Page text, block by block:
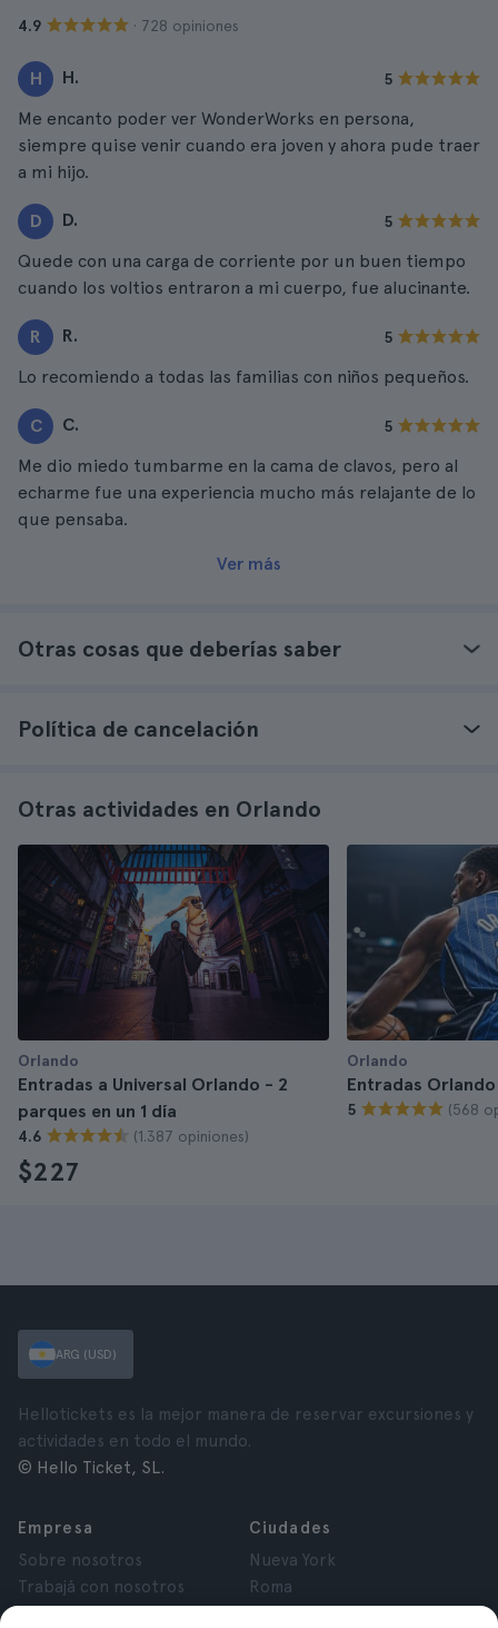
4.9 · 728 opiniones
H H. 5
Me encanto poder ver WonderWorks en persona,
siempre quise venir cuando era joven y ahora pude traer
a mi hijo.
D D. 5
Quede con una carga de corriente por un buen tiempo
cuando los voltios entraron a mi cuerpo, fue alucinante.
R R. 5
Lo recomiendo a todas las familias con niños pequeños.
C C. 5
Me dio miedo tumbarme en la cama de clavos, pero al
echarme fue una experiencia mucho más relajante de lo
que pensaba.
Ver más
Otras cosas que deberías saber
Política de cancelación
Otras actividades en Orlando
Orlando
Entradas a Universal Orlando - 2
parques en un 1 día
4.6 (1.387 opiniones)
$227
Orlando
Entradas Orlando
5 (568
ARG (USD)
Hellotickets es la mejor manera de reservar excursiones y
actividades en todo el mundo.
© Hello Ticket, SL.
Empresa
Sobre nosotros
Trabajá con nosotros
Ciudades
Nueva York
Roma